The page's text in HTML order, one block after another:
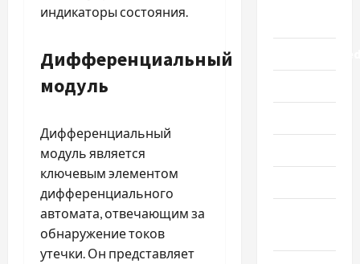
индикаторы состояния.
Дифференциальный
модуль
Дифференциальный
модуль является
ключевым элементом
дифференциального
автомата, отвечающим за
обнаружение токов
утечки. Он представляет